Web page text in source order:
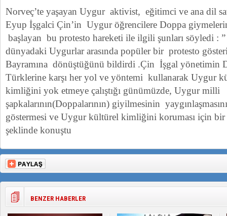
Norveç’te yaşayan Uygur aktivist, eğitimci ve ana dil
Eyup İşgalci Çin’in Uygur öğrencilere Doppa
başlayan bu protesto hareketi ile ilgili şunları söyledi :
dünyadaki Uygurlar arasında popüler bir protesto
Bayramına dönüştüğünü bildirdi .Çin İşgal yönetimin
Türklerine karşı her yol ve yöntemi kullanarak Uygur
kimliğini yok etmeye çalıştığı günümüzde, Uygur milli
şapkalarının(Doppalarının) giyilmesinin
göstermesi ve Uygur kültürel kimliğini koruması için bir
şeklinde konuştu
BENZER HABERLER